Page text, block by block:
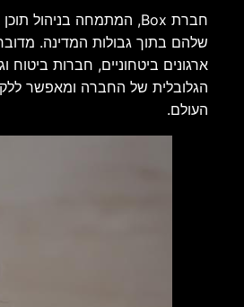
שלהם בתוך גבולות המדינה.
ארגונים ביטחוניים, חברות
הגלובלית של החברה ומאפשר
העולם.